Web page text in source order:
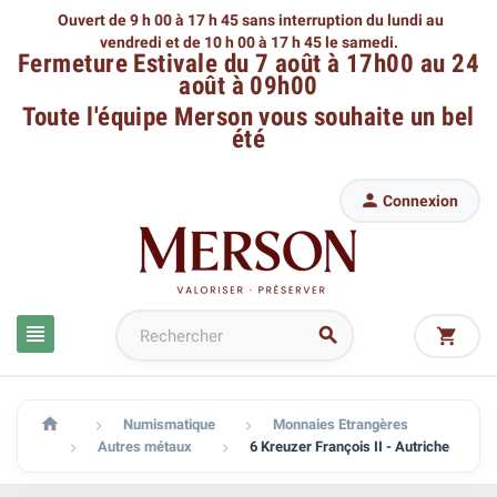
Ouvert de 9 h 00 à 17 h 45 sans interruption du lundi au
vendredi et de 10 h 00 à 17 h 45 le samedi.
Fermeture Estivale du 7 août à 17h00 au 24
août à 09h00
Toute l'équipe Mersonvous souhaite un bel
été
 
 Connexion

  Numismatique  Monnaies Etrangères
 Autres métaux  6 Kreuzer François II - Autriche